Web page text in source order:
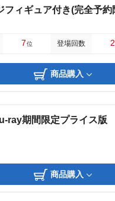
ィギュア付き(完全予約
7位 登場回数 2
商品購入
ray期間限定プライス版
商品購入